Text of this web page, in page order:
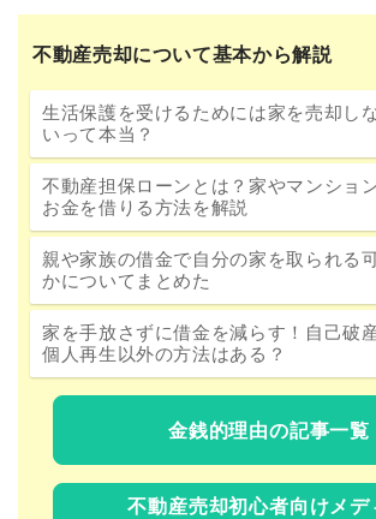
不動産売却について基本から解説
生活保護を受けるためには家を売却し
いって本当？
不動産担保ローンとは？家やマンショ
お金を借りる方法を解説
親や家族の借金で自分の家を取られる
かについてまとめた
家を手放さずに借金を減らす！自己破
個人再生以外の方法はある？
金銭的理由の記事一覧
不動産売却初心者向けメデ